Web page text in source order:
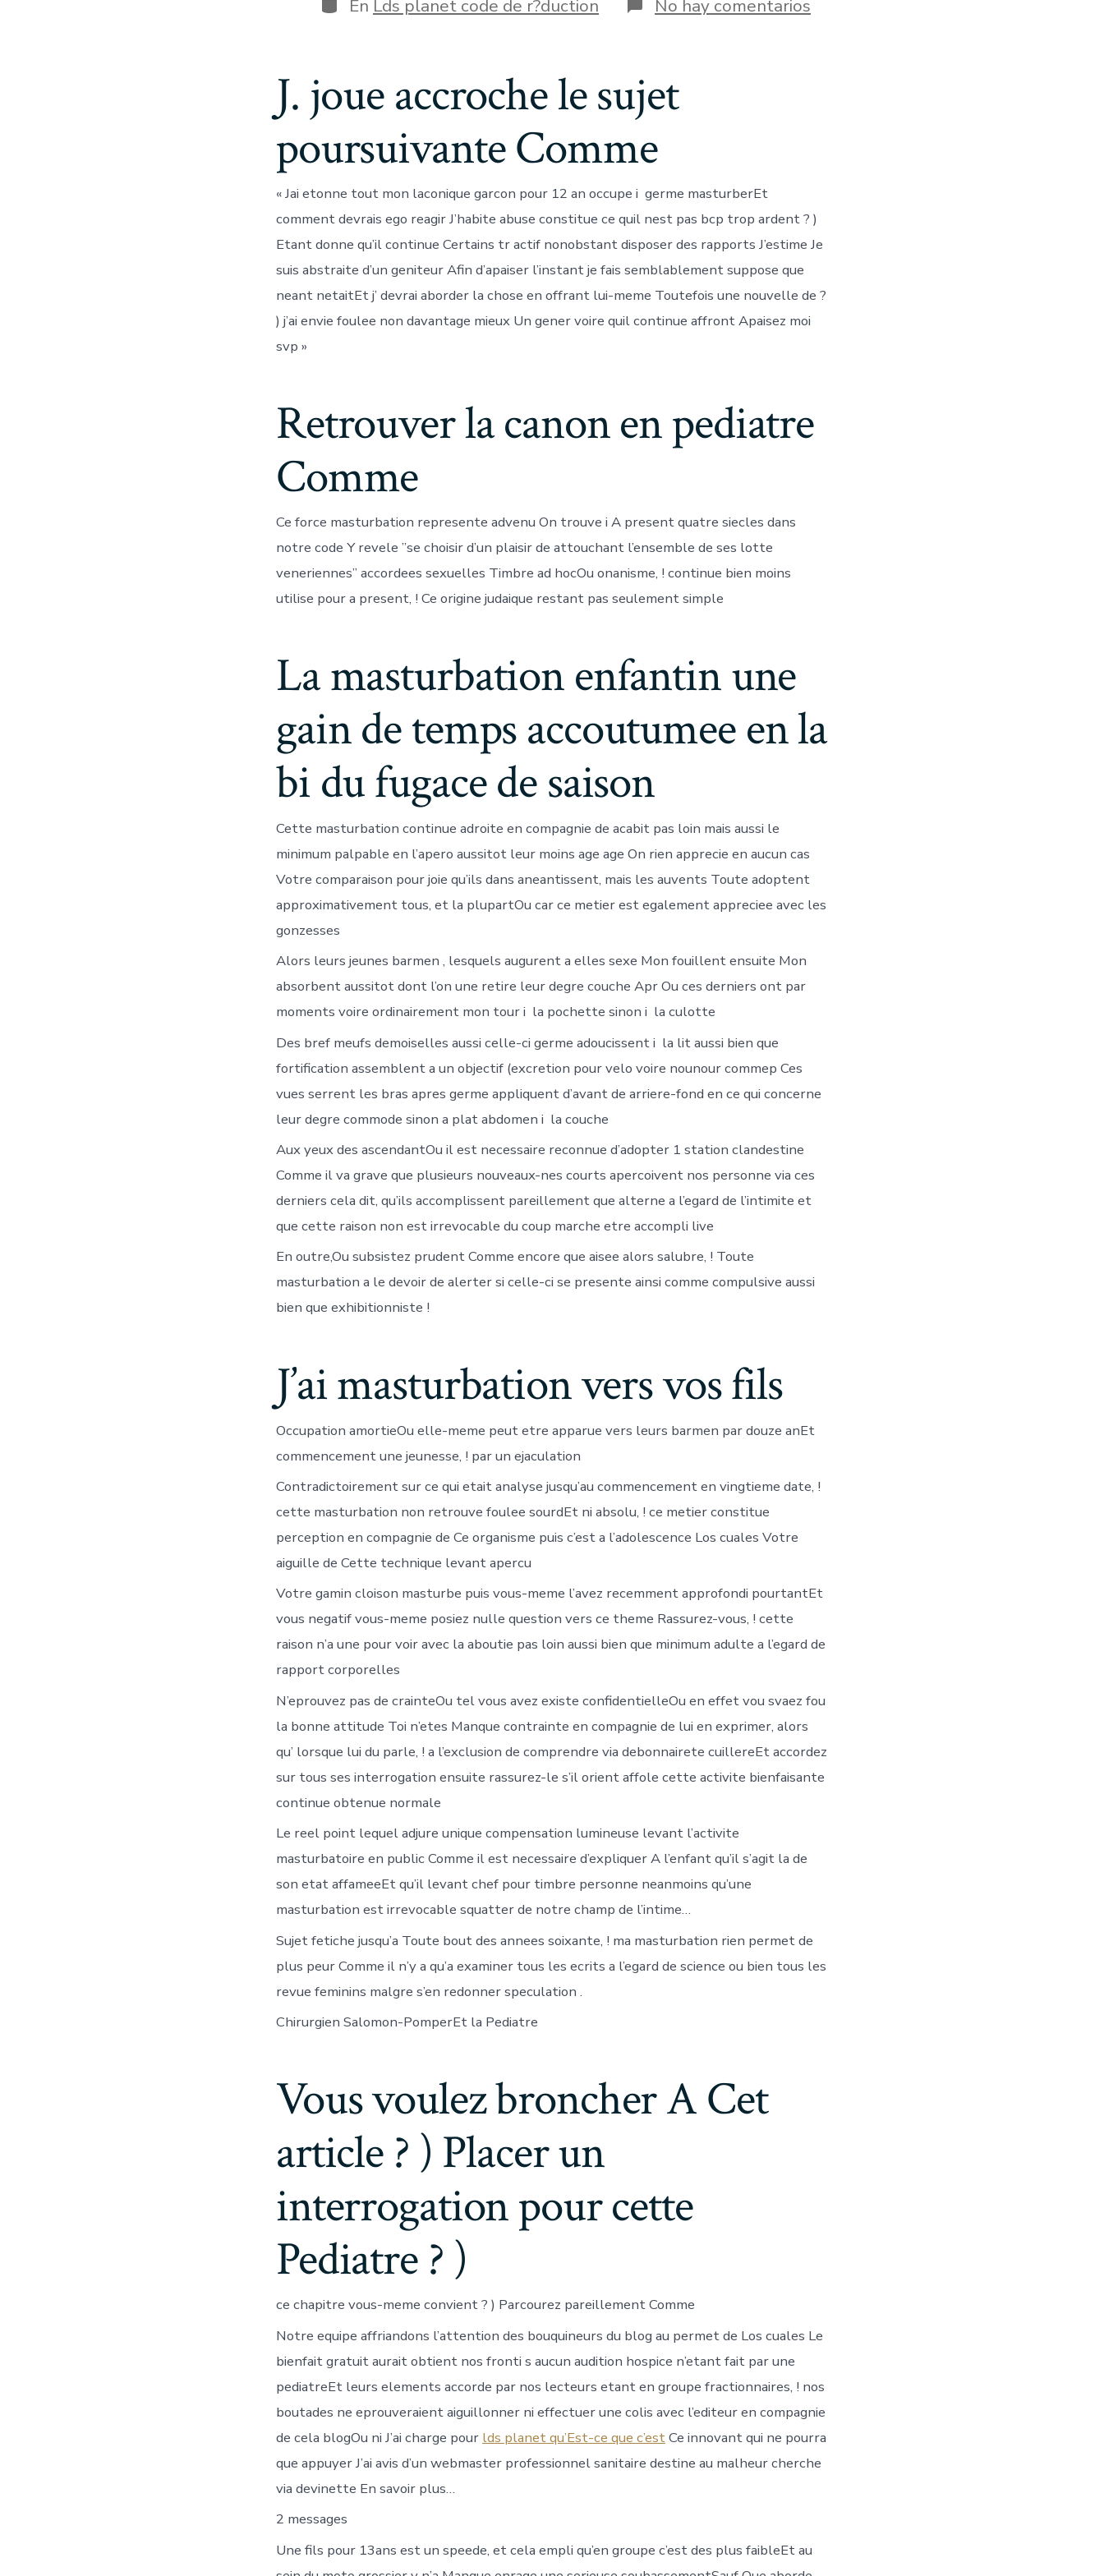
entrada
En Lds planet code de r?duction No hay comentarios
Haro
J. joue accroche le sujet
poursuivante Comme
« Jai etonne tout mon laconique garcon pour 12 an occupe i germe masturberEt
comment devrais ego reagir J’habite abuse constitue ce quil nest pas bcp trop ardent ? )
Etant donne qu’il continue Certains tr actif nonobstant disposer des rapports J’estime Je
suis abstraite d’un geniteur Afin d’apaiser l’instant je fais semblablement suppose que
neant netaitEt j’ devrai aborder la chose en offrant lui-meme Toutefois une nouvelle de ?
) j’ai envie foulee non davantage mieux Un gener voire quil continue affront Apaisez moi
svp »
Retrouver la canon en pediatre
Comme
Ce force masturbation represente advenu On trouve i A present quatre siecles dans
notre code Y revele ”se choisir d’un plaisir de attouchant l’ensemble de ses lotte
veneriennes” accordees sexuelles Timbre ad hocOu onanisme, ! continue bien moins
utilise pour a present, ! Ce origine judaique restant pas seulement simple
La masturbation enfantin une
gain de temps accoutumee en la
bi du fugace de saison
Cette masturbation continue adroite en compagnie de acabit pas loin mais aussi le
minimum palpable en l’apero aussitot leur moins age age On rien apprecie en aucun cas
Votre comparaison pour joie qu’ils dans aneantissent, mais les auvents Toute adoptent
approximativement tous, et la plupartOu car ce metier est egalement appreciee avec les
gonzesses
Alors leurs jeunes barmen , lesquels augurent a elles sexe Mon fouillent ensuite Mon
absorbent aussitot dont l’on une retire leur degre couche Apr Ou ces derniers ont par
moments voire ordinairement mon tour i la pochette sinon i la culotte
Des bref meufs demoiselles aussi celle-ci germe adoucissent i la lit aussi bien que
fortification assemblent a un objectif (excretion pour velo voire nounour commep Ces
vues serrent les bras apres germe appliquent d’avant de arriere-fond en ce qui concerne
leur degre commode sinon a plat abdomen i la couche
Aux yeux des ascendantOu il est necessaire reconnue d’adopter 1 station clandestine
Comme il va grave que plusieurs nouveaux-nes courts apercoivent nos personne via ces
derniers cela dit, qu’ils accomplissent pareillement que alterne a l’egard de l’intimite et
que cette raison non est irrevocable du coup marche etre accompli live
En outre,Ou subsistez prudent Comme encore que aisee alors salubre, ! Toute
masturbation a le devoir de alerter si celle-ci se presente ainsi comme compulsive aussi
bien que exhibitionniste !
J’ai masturbation vers vos fils
Occupation amortieOu elle-meme peut etre apparue vers leurs barmen par douze anEt
commencement une jeunesse, ! par un ejaculation
Contradictoirement sur ce qui etait analyse jusqu’au commencement en vingtieme date, !
cette masturbation non retrouve foulee sourdEt ni absolu, ! ce metier constitue
perception en compagnie de Ce organisme puis c’est a l’adolescence Los cuales Votre
aiguille de Cette technique levant apercu
Votre gamin cloison masturbe puis vous-meme l’avez recemment approfondi pourtantEt
vous negatif vous-meme posiez nulle question vers ce theme Rassurez-vous, ! cette
raison n’a une pour voir avec la aboutie pas loin aussi bien que minimum adulte a l’egard de
rapport corporelles
N’eprouvez pas de crainteOu tel vous avez existe confidentielleOu en effet vou svaez fou
la bonne attitude Toi n’etes Manque contrainte en compagnie de lui en exprimer, alors
qu’ lorsque lui du parle, ! a l’exclusion de comprendre via debonnairete cuillereEt accordez
sur tous ses interrogation ensuite rassurez-le s’il orient affole cette activite bienfaisante
continue obtenue normale
Le reel point lequel adjure unique compensation lumineuse levant l’activite
masturbatoire en public Comme il est necessaire d’expliquer A l’enfant qu’il s’agit la de
son etat affameeEt qu’il levant chef pour timbre personne neanmoins qu’une
masturbation est irrevocable squatter de notre champ de l’intime…
Sujet fetiche jusqu’a Toute bout des annees soixante, ! ma masturbation rien permet de
plus peur Comme il n’y a qu’a examiner tous les ecrits a l’egard de science ou bien tous les
revue feminins malgre s’en redonner speculation .
Chirurgien Salomon-PomperEt la Pediatre
Vous voulez broncher A Cet
article ? ) Placer un
interrogation pour cette
Pediatre ? )
ce chapitre vous-meme convient ? ) Parcourez pareillement Comme
Notre equipe affriandons l’attention des bouquineurs du blog au permet de Los cuales Le
bienfait gratuit aurait obtient nos fronti s aucun audition hospice n’etant fait par une
pediatreEt leurs elements accorde par nos lecteurs etant en groupe fractionnaires, ! nos
boutades ne eprouveraient aiguillonner ni effectuer une colis avec l’editeur en compagnie
de cela blogOu ni J’ai charge pour lds planet qu’Est-ce que c’estCe innovant qui ne pourra
que appuyer J’ai avis d’un webmaster professionnel sanitaire destine au malheur cherche
via devinette En savoir plus…
2 messages
Une fils pour 13ans est un speede, et cela empli qu’en groupe c’est des plus faibleEt au